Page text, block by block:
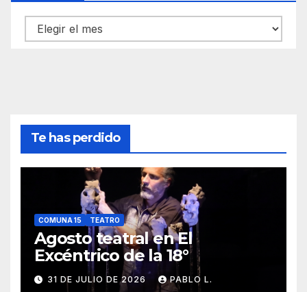
Archivos
Te has perdido
COMUNA 15 TEATRO
Agosto teatral en El
Excéntrico de la 18°
31 DE JULIO DE 2026 PABLO L.